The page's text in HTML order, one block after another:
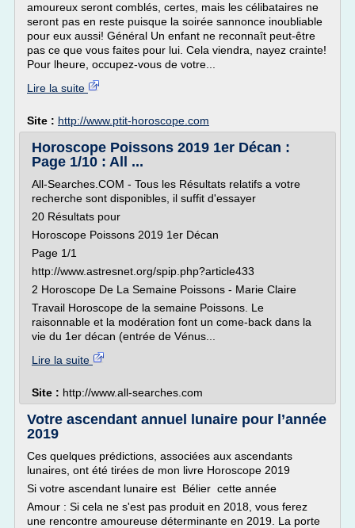
amoureux seront comblés, certes, mais les célibataires ne
seront pas en reste puisque la soirée sannonce inoubliable
pour eux aussi! Général Un enfant ne reconnaît peut-être
pas ce que vous faites pour lui. Cela viendra, nayez crainte!
Pour lheure, occupez-vous de votre...
Lire la suite
Site : http://www.ptit-horoscope.com
Horoscope Poissons 2019 1er Décan :
Page 1/10 : All ...
All-Searches.COM - Tous les Résultats relatifs a votre
recherche sont disponibles, il suffit d'essayer
20 Résultats pour
Horoscope Poissons 2019 1er Décan
Page 1/1
http://www.astresnet.org/spip.php?article433
2 Horoscope De La Semaine Poissons - Marie Claire
Travail Horoscope de la semaine Poissons. Le
raisonnable et la modération font un come-back dans la
vie du 1er décan (entrée de Vénus...
Lire la suite
Site : http://www.all-searches.com
Votre ascendant annuel lunaire pour l’année
2019
Ces quelques prédictions, associées aux ascendants
lunaires, ont été tirées de mon livre Horoscope 2019
Si votre ascendant lunaire est Bélier cette année
Amour : Si cela ne s'est pas produit en 2018, vous ferez
une rencontre amoureuse déterminante en 2019. La porte